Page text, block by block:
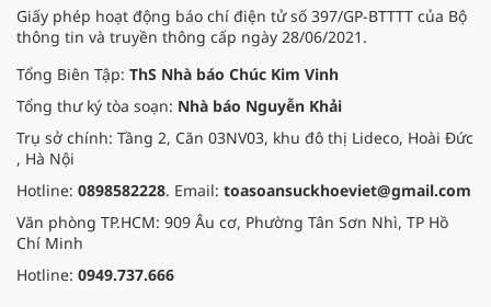
Giấy phép hoạt động báo chí điện tử số 397/GP-BTTTT của Bộ
thông tin và truyền thông cấp ngày 28/06/2021.
Tổng Biên Tập: ThS Nhà báo Chúc Kim Vinh
Tổng thư ký tòa soạn: Nhà báo Nguyễn Khải
Trụ sở chính: Tầng 2, Căn 03NV03, khu đô thị Lideco, Hoài Đức
, Hà Nội
Hotline: 0898582228. Email: toasoansuckhoeviet@gmail.com
Văn phòng TP.HCM: 909 Âu cơ, Phường Tân Sơn Nhì, TP Hồ
Chí Minh
Hotline: 0949.737.666